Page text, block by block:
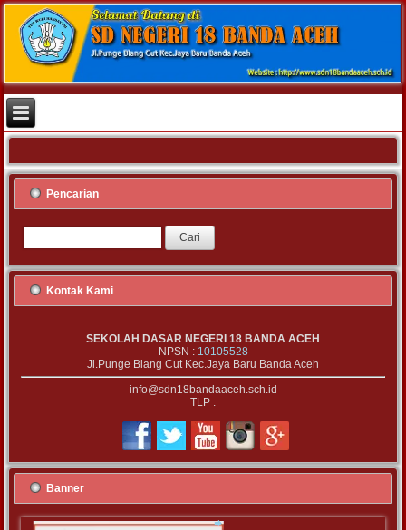
Pencarian
Kontak Kami
SEKOLAH DASAR NEGERI 18 BANDA ACEH
NPSN : 10105528
Jl.Punge Blang Cut Kec.Jaya Baru Banda Aceh
info@sdn18bandaaceh.sch.id
TLP :
Banner